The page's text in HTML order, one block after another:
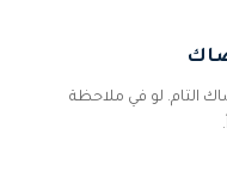
التام. لو في ملاحظة